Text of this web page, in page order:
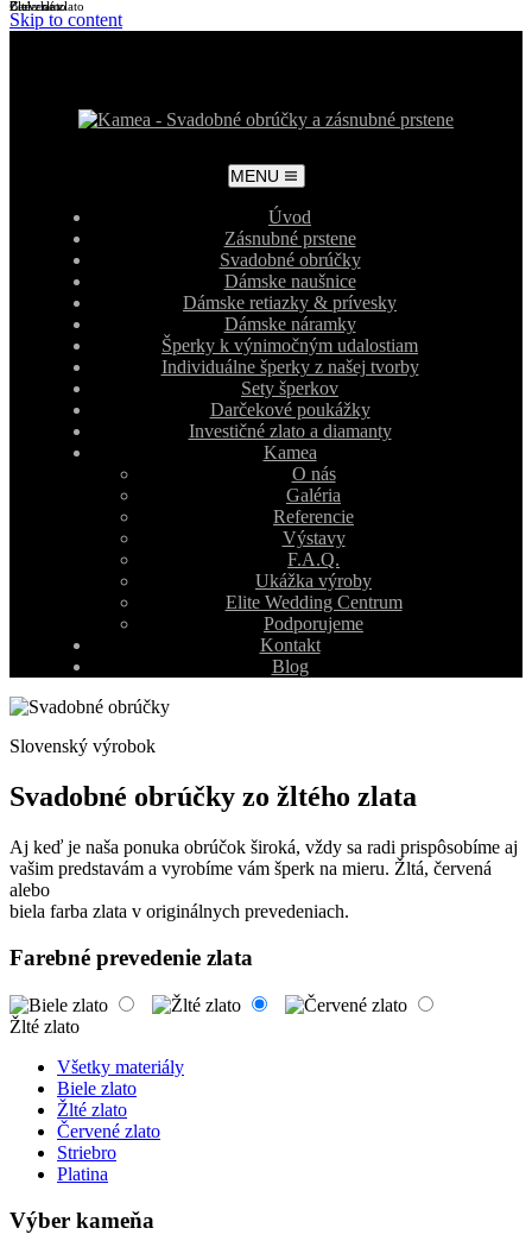
Skip to content
MENU
Úvod
Zásnubné prstene
Svadobné obrúčky
Dámske naušnice
Dámske retiazky & prívesky
Dámske náramky
Šperky k výnimočným udalostiam
Individuálne šperky z našej tvorby
Sety šperkov
Darčekové poukážky
Investičné zlato a diamanty
Kamea
O nás
Galéria
Referencie
Výstavy
F.A.Q.
Ukážka výroby
Elite Wedding Centrum
Podporujeme
Kontakt
Blog
Slovenský výrobok
Svadobné obrúčky zo žltého zlata
Aj keď je naša ponuka obrúčok široká, vždy sa radi prispôsobíme aj
vašim predstavám a vyrobíme vám šperk na mieru. Žltá, červená
alebo
biela farba zlata v originálnych prevedeniach.
Farebné prevedenie zlata
Biele zlato
Žlté zlato
Červené zlato
Žlté zlato
Všetky materiály
Biele zlato
Žlté zlato
Červené zlato
Striebro
Platina
Výber kameňa